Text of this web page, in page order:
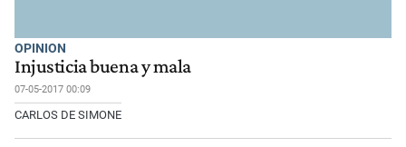
OPINION
Injusticia buena y mala
07-05-2017 00:09
CARLOS DE SIMONE